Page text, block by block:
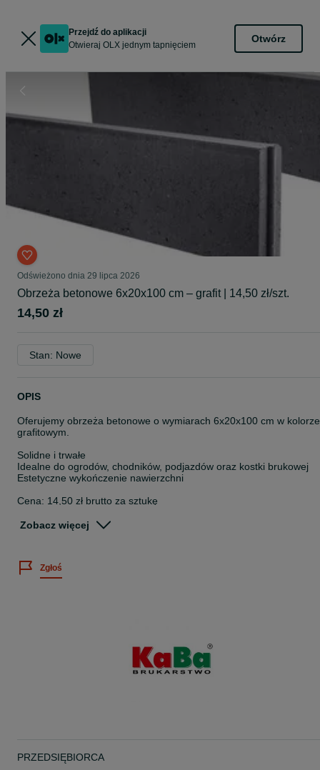
Przejdź do aplikacji
Otwieraj OLX jednym tapnięciem
Otwórz
Odświeżono dnia 29 lipca 2026
Obrzeża betonowe 6x20x100 cm – grafit | 14,50 zł/szt.
14,50 zł
Stan: Nowe
OPIS
Oferujemy obrzeża betonowe o wymiarach 6x20x100 cm w kolorze
grafitowym.
Solidne i trwałe
Idealne do ogrodów, chodników, podjazdów oraz kostki brukowej
Estetyczne wykończenie nawierzchni
Cena: 14,50 zł brutto za sztukę
Przy zakupie większych ilości możliwość negocjacji ceny.
Zapraszam do kontaktu i współpracy!
Zobacz więcej
Zgłoś
PRZEDSIĘBIORCA